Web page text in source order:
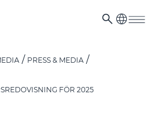
PRESS & MEDIA
FÖR 2025